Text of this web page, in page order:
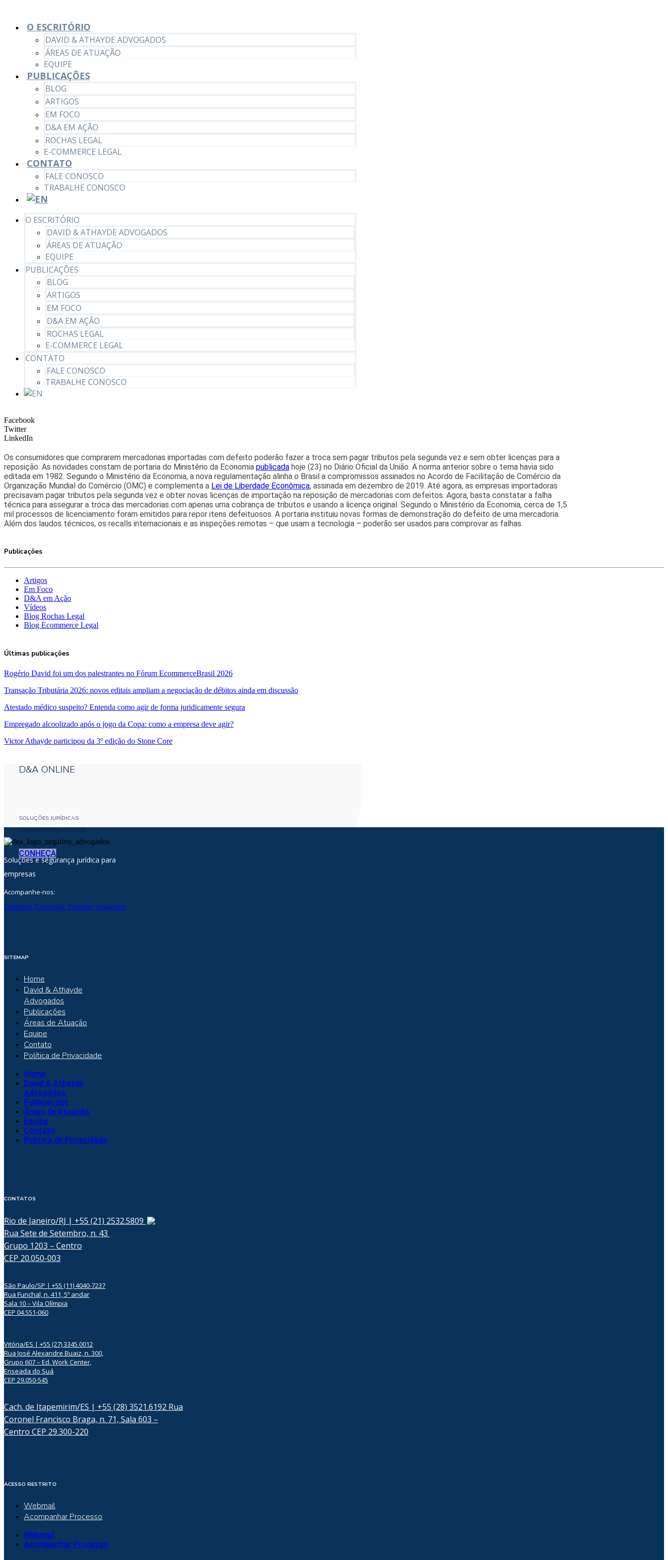
O ESCRITÓRIO
DAVID & ATHAYDE ADVOGADOS
ÁREAS DE ATUAÇÃO
EQUIPE
PUBLICAÇÕES
BLOG
ARTIGOS
EM FOCO
D&A EM AÇÃO
ROCHAS LEGAL
E-COMMERCE LEGAL
CONTATO
FALE CONOSCO
TRABALHE CONOSCO
O ESCRITÓRIO
DAVID & ATHAYDE ADVOGADOS
ÁREAS DE ATUAÇÃO
EQUIPE
PUBLICAÇÕES
BLOG
ARTIGOS
EM FOCO
D&A EM AÇÃO
ROCHAS LEGAL
E-COMMERCE LEGAL
CONTATO
FALE CONOSCO
TRABALHE CONOSCO
Facebook
Twitter
LinkedIn
Os consumidores que comprarem mercadorias importadas com defeito poderão fazer a troca sem pagar tributos pela segunda vez e sem obter licenças para a
reposição. As novidades constam de portaria do Ministério da Economia publicada hoje (23) no Diário Oficial da União. A norma anterior sobre o tema havia sido
editada em 1982. Segundo o Ministério da Economia, a nova regulamentação alinha o Brasil a compromissos assinados no Acordo de Facilitação de Comércio da
Organização Mundial do Comércio (OMC) e complementa a Lei de Liberdade Econômica, assinada em dezembro de 2019. Até agora, as empresas importadoras
precisavam pagar tributos pela segunda vez e obter novas licenças de importação na reposição de mercadorias com defeitos. Agora, basta constatar a falha
técnica para assegurar a troca das mercadorias com apenas uma cobrança de tributos e usando a licença original. Segundo o Ministério da Economia, cerca de 1,5
mil processos de licenciamento foram emitidos para repor itens defeituosos. A portaria instituiu novas formas de demonstração do defeito de uma mercadoria.
Além dos laudos técnicos, os recalls internacionais e as inspeções remotas – que usam a tecnologia – poderão ser usados para comprovar as falhas.
Publicações
Artigos
Em Foco
D&A em Ação
Vídeos
Blog Rochas Legal
Blog Ecommerce Legal
Últimas publicações
Rogério David foi um dos palestrantes no Fórum EcommerceBrasil 2026
Transação Tributária 2026: novos editais ampliam a negociação de débitos ainda em discussão
Atestado médico suspeito? Entenda como agir de forma juridicamente segura
Empregado alcoolizado após o jogo da Copa: como a empresa deve agir?
Victor Athayde participou da 3º edição do Stone Core
D&A ONLINE
SOLUÇÕES JURÍDICAS
CONHEÇA
Soluções e segurança jurídica para
empresas
Acompanhe-nos:
Linkedin FacebookYoutube Instagram
SITEMAP
Home
David & Athayde
Advogados
Publicações
Áreas de Atuação
Equipe
Contato
Política de Privacidade
Home
David & Athayde
Advogados
Publicações
Áreas de Atuação
Equipe
Contato
Política de Privacidade
CONTATOS
Rio de Janeiro/RJ | +55 (21) 2532.5809
Rua Sete de Setembro, n. 43
Grupo 1203 – Centro
CEP 20.050-003
São Paulo/SP | +55 (11) 4040-7237
Rua Funchal, n. 411, 5º andar
Sala 10 – Vila Olímpia
CEP 04.551-060
Vitória/ES | +55 (27) 3345.0012
Rua José Alexandre Buaiz, n. 300,
Grupo 607 – Ed. Work Center,
Enseada do Suá
CEP 29.050-545
Cach. de Itapemirim/ES | +55 (28) 3521.6192 Rua
Coronel Francisco Braga, n. 71, Sala 603 –
Centro CEP 29.300-220
ACESSO RESTRITO
Webmail
Acompanhar Processo
Webmail
Acompanhar Processo